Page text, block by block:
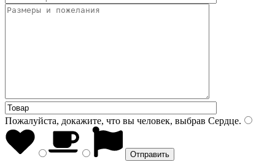
Пожалуйста, докажите, что вы человек, выбрав Сердце.